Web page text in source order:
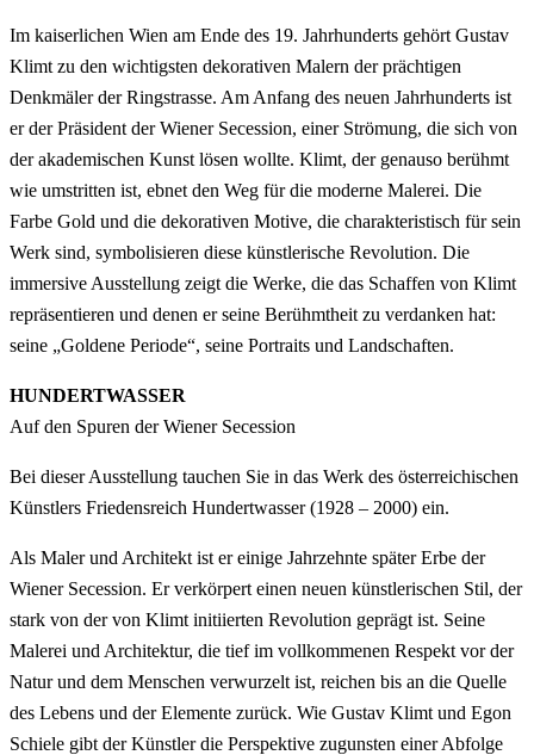
Im kaiserlichen Wien am Ende des 19. Jahrhunderts gehört Gustav
Klimt zu den wichtigsten dekorativen Malern der prächtigen
Denkmäler der Ringstrasse. Am Anfang des neuen Jahrhunderts ist
er der Präsident der Wiener Secession, einer Strömung, die sich von
der akademischen Kunst lösen wollte. Klimt, der genauso berühmt
wie umstritten ist, ebnet den Weg für die moderne Malerei. Die
Farbe Gold und die dekorativen Motive, die charakteristisch für sein
Werk sind, symbolisieren diese künstlerische Revolution. Die
immersive Ausstellung zeigt die Werke, die das Schaffen von Klimt
repräsentieren und denen er seine Berühmtheit zu verdanken hat:
seine „Goldene Periode“, seine Portraits und Landschaften.
HUNDERTWASSER
Auf den Spuren der Wiener Secession
Bei dieser Ausstellung tauchen Sie in das Werk des österreichischen
Künstlers Friedensreich Hundertwasser (1928 – 2000) ein.
Als Maler und Architekt ist er einige Jahrzehnte später Erbe der
Wiener Secession. Er verkörpert einen neuen künstlerischen Stil, der
stark von der von Klimt initiierten Revolution geprägt ist. Seine
Malerei und Architektur, die tief im vollkommenen Respekt vor der
Natur und dem Menschen verwurzelt ist, reichen bis an die Quelle
des Lebens und der Elemente zurück. Wie Gustav Klimt und Egon
Schiele gibt der Künstler die Perspektive zugunsten einer Abfolge